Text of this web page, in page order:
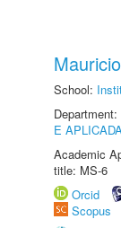
School:
Department:
E
Academic
title: MS-6
Orcid
Scopus